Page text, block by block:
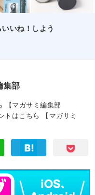
いね！しよう
集部
【マガサミ編集部
トはこちら
【マガサミ